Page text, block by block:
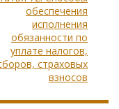
обеспечения
исполнения
обязанности по
уплате налогов,
страховых
взносов